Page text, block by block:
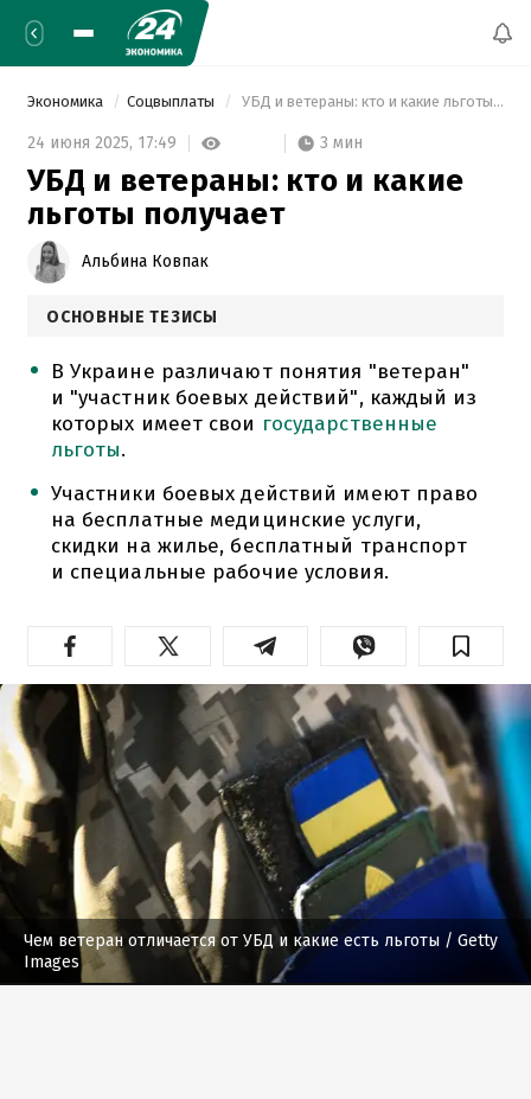
Экономика Соцвыплаты УБД и ветераны: кто и какие льготы получает
24 июня 2025, 17:49 3 мин
УБД и ветераны: кто и какие
льготы получает
Альбина Ковпак
ОСНОВНЫЕ ТЕЗИСЫ
В Украине различают понятия "ветеран"
и "участник боевых действий", каждый из
которых имеет свои государственные
льготы.
Участники боевых действий имеют право
на бесплатные медицинские услуги,
скидки на жилье, бесплатный транспорт
и специальные рабочие условия.
Чем ветеран отличается от УБД и какие есть льготы / Getty
Images